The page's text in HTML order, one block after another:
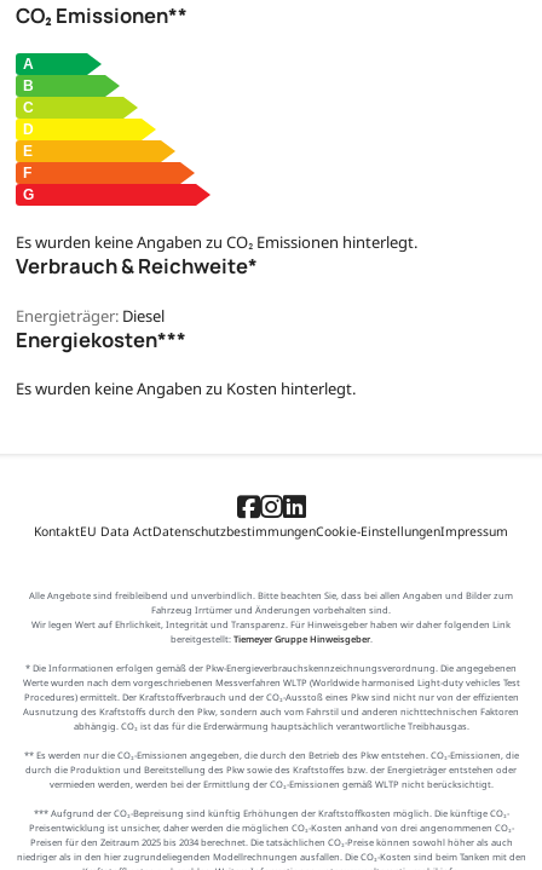
CO₂ Emissionen**
Es wurden keine Angaben zu CO₂ Emissionen hinterlegt.
Verbrauch & Reichweite*
Energieträger: Diesel
Energiekosten***
Es wurden keine Angaben zu Kosten hinterlegt.
KontaktEU Data ActDatenschutzbestimmungenCookie-EinstellungenImpressum
Alle Angebote sind freibleibend und unverbindlich. Bitte beachten Sie, dass bei allen Angaben und Bilder zum
Fahrzeug Irrtümer und Änderungen vorbehalten sind.
Wir legen Wert auf Ehrlichkeit, Integrität und Transparenz. Für Hinweisgeber haben wir daher folgenden Link
bereitgestellt: Tiemeyer Gruppe Hinweisgeber.
* Die Informationen erfolgen gemäß der Pkw-Energieverbrauchskennzeichnungsverordnung. Die angegebenen
Werte wurden nach dem vorgeschriebenen Messverfahren WLTP (Worldwide harmonised Light-duty vehicles Test
Procedures) ermittelt. Der Kraftstoffverbrauch und der CO₂-Ausstoß eines Pkw sind nicht nur von der effizienten
Ausnutzung des Kraftstoffs durch den Pkw, sondern auch vom Fahrstil und anderen nichttechnischen Faktoren
abhängig. CO₂ ist das für die Erderwärmung hauptsächlich verantwortliche Treibhausgas.
** Es werden nur die CO₂-Emissionen angegeben, die durch den Betrieb des Pkw entstehen. CO₂-Emissionen, die
durch die Produktion und Bereitstellung des Pkw sowie des Kraftstoffes bzw. der Energieträger entstehen oder
vermieden werden, werden bei der Ermittlung der CO₂-Emissionen gemäß WLTP nicht berücksichtigt.
*** Aufgrund der CO₂-Bepreisung sind künftig Erhöhungen der Kraftstoffkosten möglich. Die künftige CO₂-
Preisentwicklung ist unsicher, daher werden die möglichen CO₂-Kosten anhand von drei angenommenen CO₂-
Preisen für den Zeitraum 2025 bis 2034 berechnet. Die tatsächlichen CO₂-Preise können sowohl höher als auch
niedriger als in den hier zugrundeliegenden Modellrechnungen ausfallen. Die CO₂-Kosten sind beim Tanken mit den